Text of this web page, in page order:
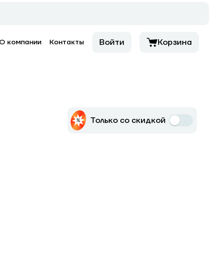
О компании Контакты Войти Корзина
Только со скидкой